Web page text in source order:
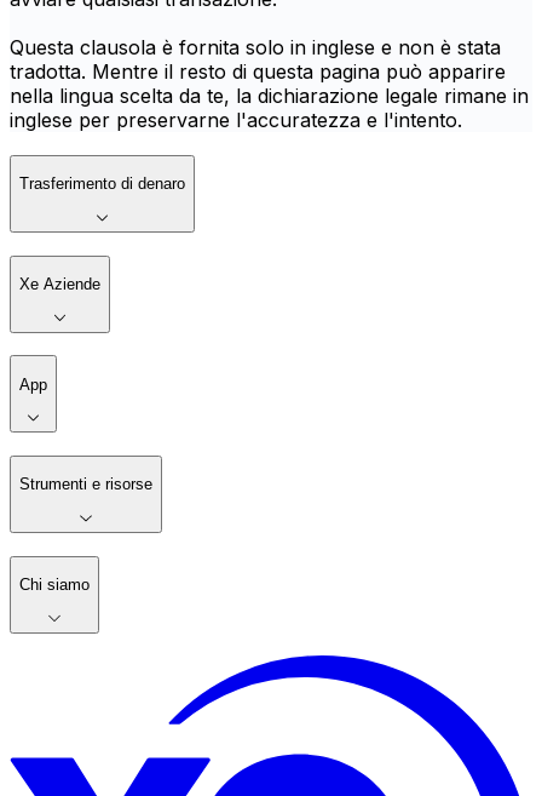
Questa clausola è fornita solo in inglese e non è stata
tradotta. Mentre il resto di questa pagina può apparire
nella lingua scelta da te, la dichiarazione legale rimane in
inglese per preservarne l'accuratezza e l'intento.
Trasferimento di denaro
Xe Aziende
App
Strumenti e risorse
Chi siamo